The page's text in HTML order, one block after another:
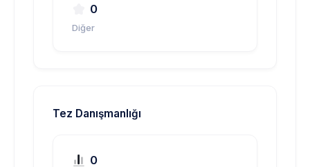
0
Diğer
Tez Danışmanlığı
0